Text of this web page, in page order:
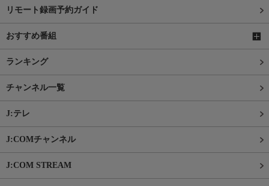
リモート録画予約ガイド
おすすめ番組
ランキング
チャンネル一覧
J:テレ
J:COMチャンネル
J:COM STREAM